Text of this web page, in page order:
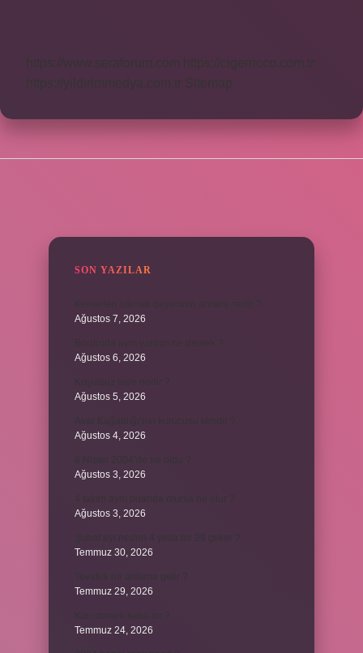
https://www.seraforum.com
https://cigerricco.com.tr
https://yildirimmedya.com.tr Sitemap
SON YAZILAR
Ağustos 7, 2026
Ağustos 6, 2026
Ağustos 5, 2026
Ağustos 4, 2026
Ağustos 3, 2026
Ağustos 3, 2026
Temmuz 30, 2026
Temmuz 29, 2026
Temmuz 24, 2026